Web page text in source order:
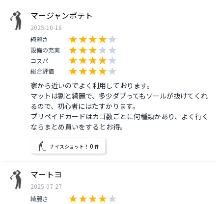
マージャンポテト
2025-10-16
綺麗さ
設備の充実
コスパ
総合評価
家から近いのでよく利用しております。
マットは割と綺麗で、多少ダブってもソールが抜けてくれ
るので、初心者にはたすかります。
プリペイドカードはカゴ数ごとに何種類かあり、よく行く
ならまとめ買いをするとお得。
ナイスショット！ 0 件
マートヨ
2025-07-27
綺麗さ